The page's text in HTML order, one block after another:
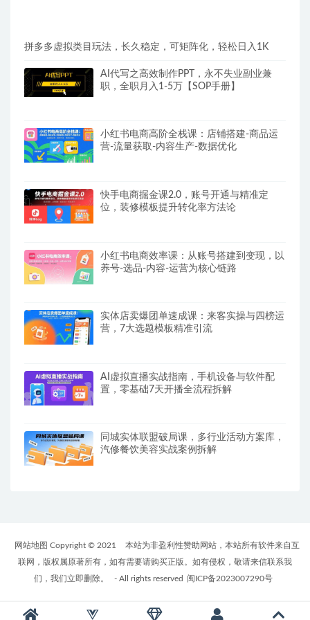
拼多多虚拟类目玩法，长久稳定，可矩阵化，轻松日入1K
AI代写之高效制作PPT，永不失业副业兼
职，全职月入1-5万【SOP手册】
小红书电商高阶全栈课：店铺搭建-商品运
营-流量获取-内容生产-数据优化
快手电商掘金课2.0，账号开通与精准定
位，装修模板提升转化率方法论
小红书电商效率课：从账号搭建到变现，以
养号-选品-内容-运营为核心链路
实体店卖爆团单速成课：来客实操与四榜运
营，7大选题模板精准引流
AI虚拟直播实战指南，手机设备与软件配
置，零基础7天开播全流程拆解
同城实体联盟破局课，多行业活动方案库，
汽修餐饮美容实战案例拆解
网站地图 Copyright © 2021
本站为非盈利性赞助网站，本站所有软件来自互
联网，版权属原著所有，如有需要请购买正版。如有侵权，敬请来信联系我
们，我们立即删除。
- All rights reserved 闽ICP备2023007290号